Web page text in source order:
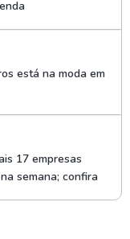
está na moda em
17 empresas
semana; confira